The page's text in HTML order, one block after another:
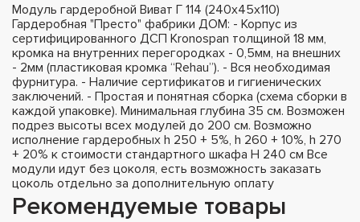
Модуль гардеробной Виват Г 114 (240х45х110)
Гардеробная "Престо" фабрики ДОМ: - Корпус из
сертифицированного ДСП Kronospan толщиной 18 мм,
кромка на внутренних перегородках - 0,5мм, на внешних
- 2мм (пластиковая кромка “Rehau”). - Вся необходимая
фурнитура. - Наличие сертификатов и гигиенических
заключений. - Простая и понятная сборка (схема сборки в
каждой упаковке). Минимальная глубина 35 см. Возможен
подрез высоты всех модулей до 200 см. Возможно
исполнение гардеробных h 250 + 5%, h 260 + 10%, h 270
+ 20% к стоимости стандартного шкафа H 240 см Все
модули идут без цоколя, есть возможность заказать
цоколь отдельно за дополнительную оплату
Рекомендуемые товары